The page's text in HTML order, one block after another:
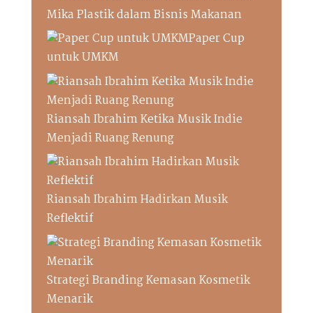
Mika Plastik dalam Bisnis Makanan
Paper Cup
untuk UMKM
Riansah Ibrahim Ketika Musik Indie
Menjadi Ruang Renung
Riansah Ibrahim Hadirkan Musik
Reflektif
Strategi Branding Kemasan Kosmetik
Menarik